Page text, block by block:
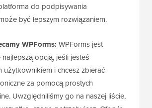
do podpisywania
być lepszym rozwiązaniem.
WPForms: WPForms jest
opcją, jeśli jesteś
użytkownikiem i chcesz zbierać
za pomocą prostych
Uwzględniliśmy go na naszej liście,